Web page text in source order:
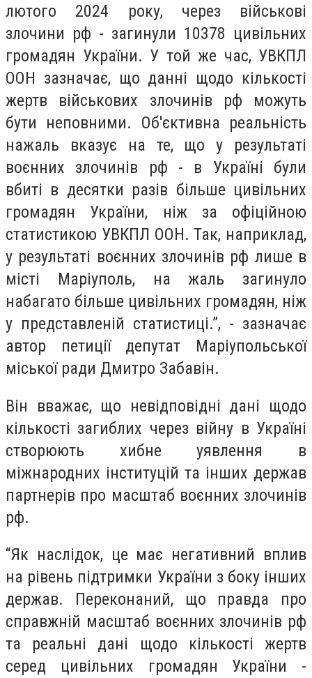
лютого 2024 року, через військові
злочини рф - загинули 10378 цивільних
громадян України. У той же час, УВКПЛ
ООН зазначає, що данні щодо кількості
жертв військових злочинів рф можуть
бути неповними. Об'єктивна реальність
нажаль вказує на те, що у результаті
воєнних злочинів рф - в Україні були
вбиті в десятки разів більше цивільних
громадян України, ніж за офіційною
статистикою УВКПЛ ООН. Так, наприклад,
у результаті воєнних злочинів рф лише в
місті Маріуполь, на жаль загинуло
набагато більше цивільних громадян, ніж
у представленій статистиці.”, - зазначає
автор петиції депутат Маріупольської
міської ради Дмитро Забавін.
Він вважає, що невідповідні дані щодо
кількості загиблих через війну в Україні
створюють хибне уявлення в
міжнародних інституцій та інших держав
партнерів про масштаб воєнних злочинів
рф.
“Як наслідок, це має негативний вплив
на рівень підтримки України з боку інших
держав. Переконаний, що правда про
справжній масштаб воєнних злочинів рф
та реальні дані щодо кількості жертв
серед цивільних громадян України -